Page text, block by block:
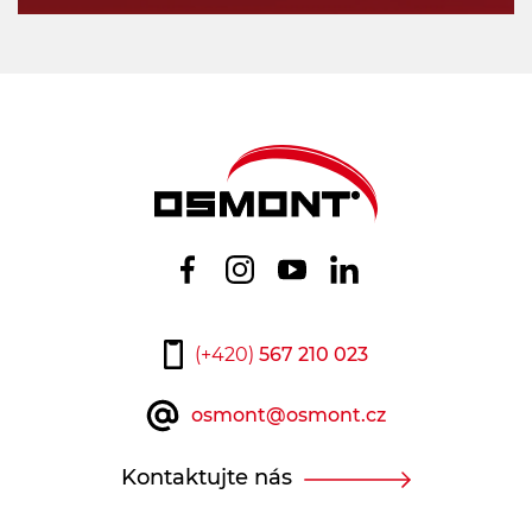
(+420) 567 210 023
osmont@osmont.cz
Kontaktujte nás